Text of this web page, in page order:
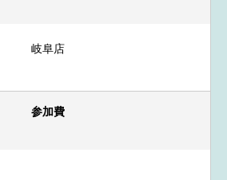
岐阜店
参加費